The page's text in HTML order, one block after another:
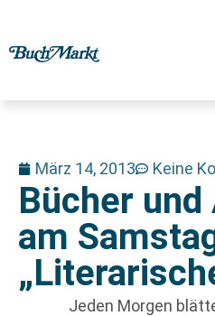
März 14, 2013 Keine
Bücher und
am
Jeden Morgen